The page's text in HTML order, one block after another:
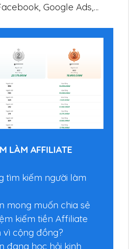
Google Ads,…
LÀM AFFILIATE
tìm kiếm người làm
mong muốn chia sẻ
kiếm tiền Affiliate
vì cộng đồng?
đang học hỏi kinh